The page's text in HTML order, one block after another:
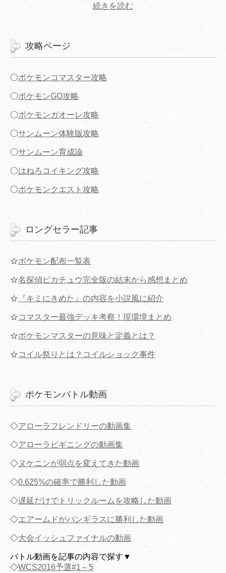
続きを読む
攻略ページ
〇ポケモンコマスター攻略
〇ポケモンGO攻略
〇ポケモンガオーレ攻略
〇サンムーン体験版攻略
〇サンムーン育成論
〇はねろコイキング攻略
〇ポケモンクエスト攻略
ロングセラー記事
☆ポケモン配布一覧表
☆名探偵ピカチュウ完全版の結末から感想まとめ
☆ 『キミにきめた』の内容を小説風に紹介
☆コマスター最強デッキ考察！現環境まとめ
☆ポケモンマスターの意味と定義とは？
☆コイル祭りとは？コイルショック事件
ポケモンバトル動画
◇アローラフレンドリーの動画集
◇アローラビギニングの動画集
◇ヌケニンが弱点を変えてきた動画
◇0.625%の確率で勝利した動画
◇遅延だけでトリックルームを攻略した動画
◇エアームドがバンギラスに勝利した動画
◇大会イッシュファイナルの動画
バトル動画を記事の内容で探す▼
◇WCS2016予選#1～5